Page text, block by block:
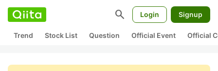
search Login Signup
Trend Stock List Question Official Event Official